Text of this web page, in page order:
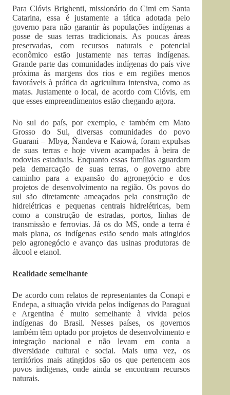
Para Clóvis Brighenti, missionário do Cimi em Santa
Catarina, essa é justamente a tática adotada pelo
governo para não garantir às populações indígenas a
posse de suas terras tradicionais. As poucas áreas
preservadas, com recursos naturais e potencial
econômico estão justamente nas terras indígenas.
Grande parte das comunidades indígenas do país vive
próxima às margens dos rios e em regiões menos
favoráveis à prática da agricultura intensiva, como as
matas. Justamente o local, de acordo com Clóvis, em
que esses empreendimentos estão chegando agora.
No sul do país, por exemplo, e também em Mato
Grosso do Sul, diversas comunidades do povo
Guarani – Mbya, Ñandeva e Kaiowá, foram expulsas
de suas terras e hoje vivem acampadas à beira de
rodovias estaduais. Enquanto essas famílias aguardam
pela demarcação de suas terras, o governo abre
caminho para a expansão do agronegócio e dos
projetos de desenvolvimento na região. Os povos do
sul são diretamente ameaçados pela construção de
hidrelétricas e pequenas centrais hidrelétricas, bem
como a construção de estradas, portos, linhas de
transmissão e ferrovias. Já os do MS, onde a terra é
mais plana, os indígenas estão sendo mais atingidos
pelo agronegócio e avanço das usinas produtoras de
álcool e etanol.
Realidade semelhante
De acordo com relatos de representantes da Conapi e
Endepa, a situação vivida pelos indígenas do Paraguai
e Argentina é muito semelhante à vivida pelos
indígenas do Brasil. Nesses países, os governos
também têm optado por projetos de desenvolvimento e
integração nacional e não levam em conta a
diversidade cultural e social. Mais uma vez, os
territórios mais atingidos são os que pertencem aos
povos indígenas, onde ainda se encontram recursos
naturais.